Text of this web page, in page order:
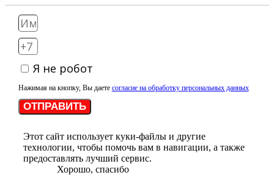
Я не робот
Нажимая на кнопку, Вы даете согласие на обработку персональных данных
ОТПРАВИТЬ
Этот сайт использует куки-файлы и другие
технологии, чтобы помочь вам в навигации, а также
предоставлять лучший сервис.
Хорошо, спасибо